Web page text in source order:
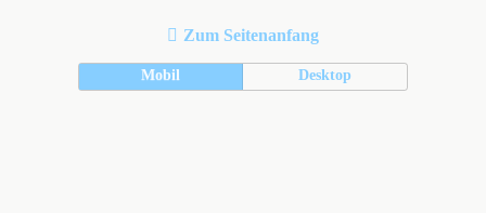
Zum Seitenanfang
Mobil Desktop